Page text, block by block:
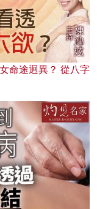
命途迥異？ 從八字